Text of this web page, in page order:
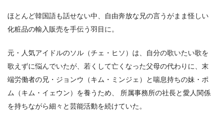
ほとんど韓国語も話せない中、自由奔放な兄の言うがまま怪しい
化粧品の輸入販売を手伝う羽目に。
元・人気アイドルのソル（チェ・ヒソ）は、自分の歌いたい歌を
歌えずに悩んでいたが、若くして亡くなった父母の代わりに、末
端労働者の兄・ジョンウ（キム・ミンジェ）と喘息持ちの妹・ポ
ム（キム・イェウン）を養うため、 所属事務所の社長と愛人関係
を持ちながら細々と芸能活動を続けていた。